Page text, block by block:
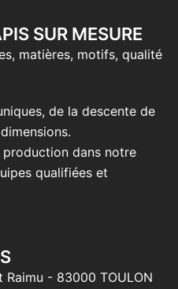
SUR MESURE
matières, motifs, qualité
de la descente de
dans notre
qualifiées et
- 83000 TOULON